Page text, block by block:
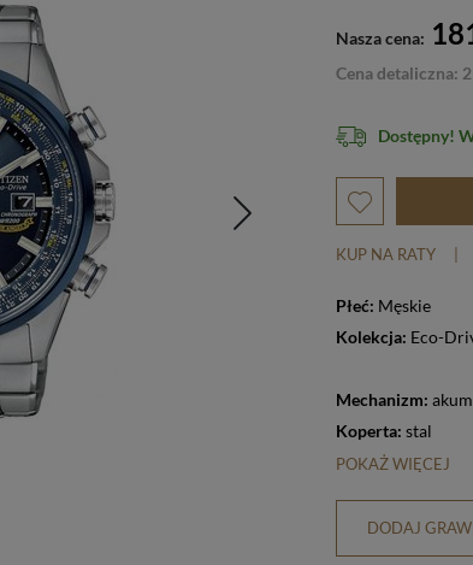
Nasza cena:
Cena detaliczna:
Dostępny!
KUP NA RATY
Płeć: Męskie
Kolekcja: Eco-
Mechanizm:
Koperta: stal
POKAŻ WIĘCEJ
DODAJ